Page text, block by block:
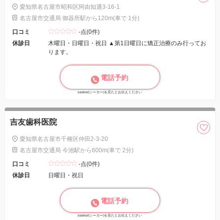
愛知県名古屋市昭和区阿由知通3-16-1
名古屋市交通局 御器所駅から120m(車で 1分)
口コミ
-点(0件)
休診日
木曜日・日曜日・祝日 ▲第1日曜日に矯正治療のみ行ってお
ります。
電話予約
seeker(シーカー)を見たとお伝えください
吉友歯科医院
愛知県名古屋市千種区仲田2-3-20
名古屋市交通局 今池駅から600m(車で 2分)
口コミ
-点(0件)
休診日
日曜日・祝日
電話予約
seeker(シーカー)を見たとお伝えください